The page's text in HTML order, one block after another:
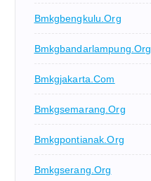
Bmkgbengkulu.org
Bmkgbandarlampung.org
Bmkgjakarta.com
Bmkgsemarang.org
Bmkgpontianak.org
Bmkgserang.org